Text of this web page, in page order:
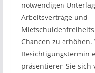
notwendigen
Arbeitsverträge und
Chancen zu erhöhen.
Besichtigungstermin
präsentieren Sie sich